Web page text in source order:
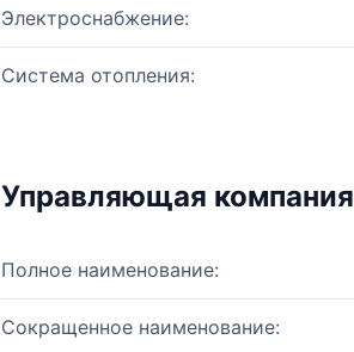
Электроснабжение:
Система отопления:
Управляющая компания
Полное наименование:
Сокращенное наименование: